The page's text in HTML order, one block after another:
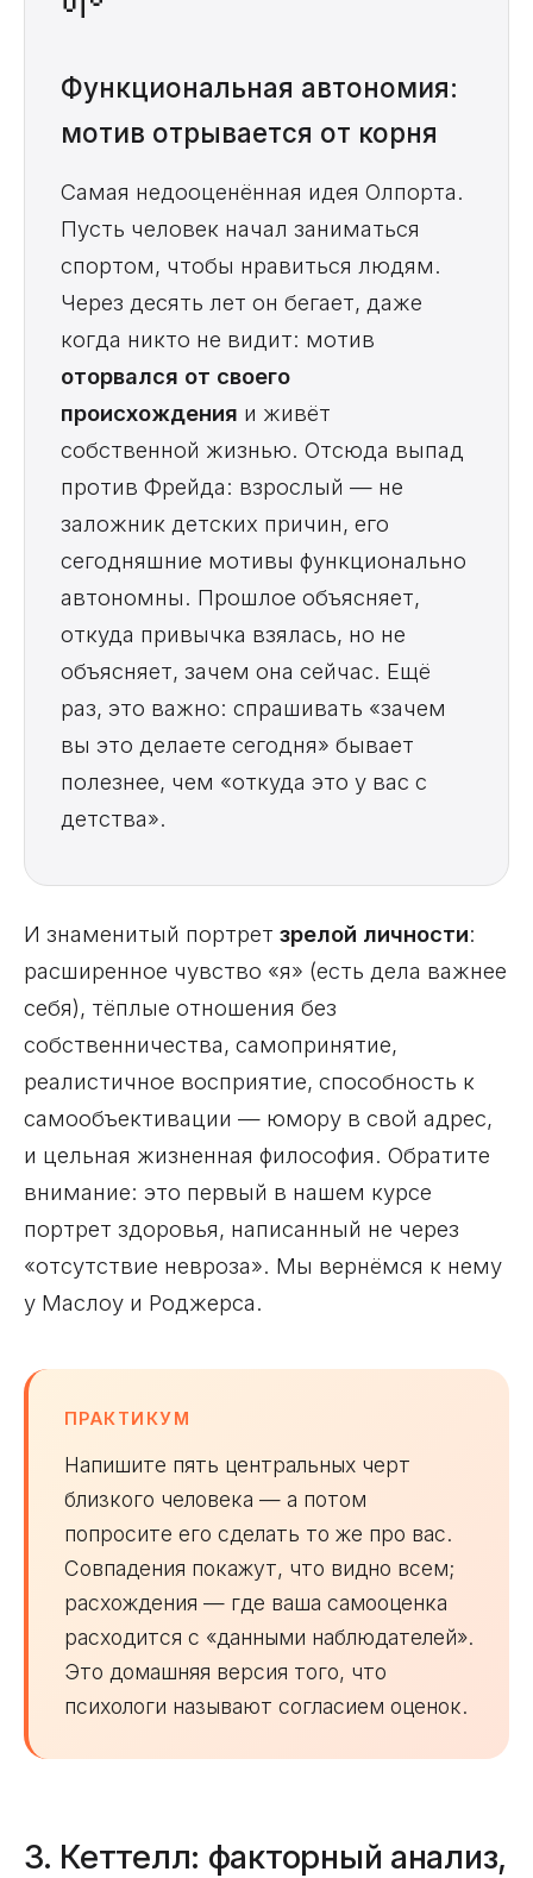
Функциональная автономия:
мотив отрывается от корня
Самая недооценённая идея Олпорта.
Пусть человек начал заниматься
спортом, чтобы нравиться людям.
Через десять лет он бегает, даже
когда никто не видит: мотив
оторвался от своего
происхождения и живёт
собственной жизнью. Отсюда выпад
против Фрейда: взрослый — не
заложник детских причин, его
сегодняшние мотивы функционально
автономны. Прошлое объясняет,
откуда привычка взялась, но не
объясняет, зачем она сейчас. Ещё
раз, это важно: спрашивать «зачем
вы это делаете сегодня» бывает
полезнее, чем «откуда это у вас с
детства».
И знаменитый портрет зрелой личности:
расширенное чувство «я» (есть дела важнее
себя), тёплые отношения без
собственничества, самопринятие,
реалистичное восприятие, способность к
самообъективации — юмору в свой адрес,
и цельная жизненная философия. Обратите
внимание: это первый в нашем курсе
портрет здоровья, написанный не через
«отсутствие невроза». Мы вернёмся к нему
у Маслоу и Роджерса.
ПРАКТИКУМ
Напишите пять центральных черт
близкого человека — а потом
попросите его сделать то же про вас.
Совпадения покажут, что видно всем;
расхождения — где ваша самооценка
расходится с «данными наблюдателей».
Это домашняя версия того, что
психологи называют согласием оценок.
3. Кеттелл: факторный анализ,